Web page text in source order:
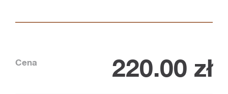
Cena 220.00 zł